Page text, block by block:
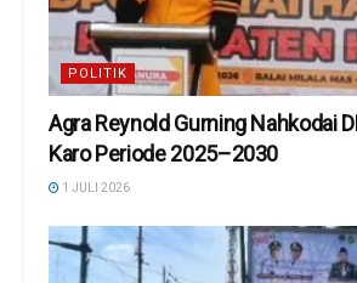
POLITIK
Agra Reynold Gurning Nahkodai
Karo Periode 2025–2030
1 JULI 2026